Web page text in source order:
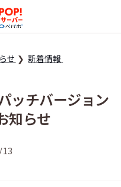
ロリポップ！レンタル
せ 新着情報
ッチバージョン
知らせ